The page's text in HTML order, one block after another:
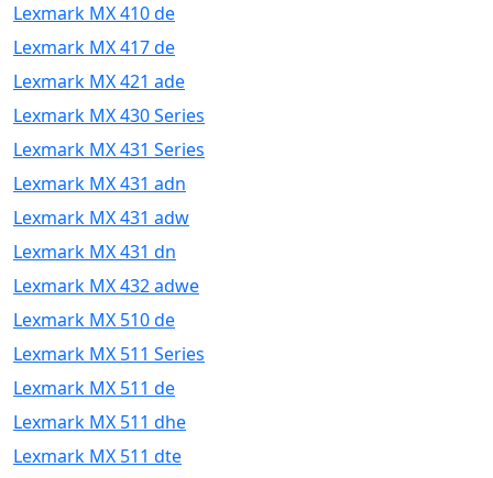
Lexmark MX 410 de
Lexmark MX 417 de
Lexmark MX 421 ade
Lexmark MX 430 Series
Lexmark MX 431 Series
Lexmark MX 431 adn
Lexmark MX 431 adw
Lexmark MX 431 dn
Lexmark MX 432 adwe
Lexmark MX 510 de
Lexmark MX 511 Series
Lexmark MX 511 de
Lexmark MX 511 dhe
Lexmark MX 511 dte